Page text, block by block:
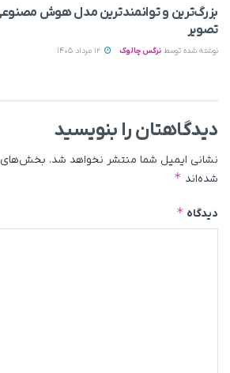
بزرگ‌ترین و توانمندترین مدل هوش
تصویر
نوشته شده توسط نرگس چالوک
دیدگاهتان را بنویسید
نشانی ایمیل شما منتشر نخواهد شد. بخش‌های
شده‌اند *
دیدگاه *